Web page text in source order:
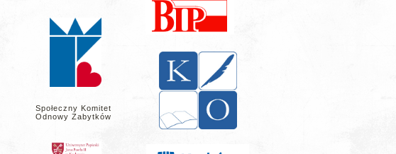
Społeczny Komitet
Odnowy Zabytków